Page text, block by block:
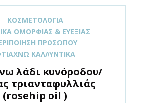
ΚΟΣΜΕΤΟΛΟΓΊΑ
ΟΜΟΡΦΙΆΣ & ΕΥΕΞΊΑΣ
ΠΡΟΣΏΠΟΥ
ΚΑΛΛΥΝΤΙΚΆ
λάδι κυνόροδου/
τριανταφυλλιάς
(rosehip oil )